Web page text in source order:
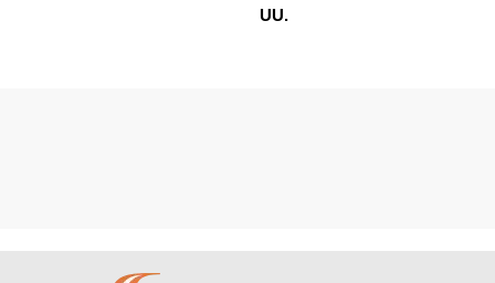
UU.